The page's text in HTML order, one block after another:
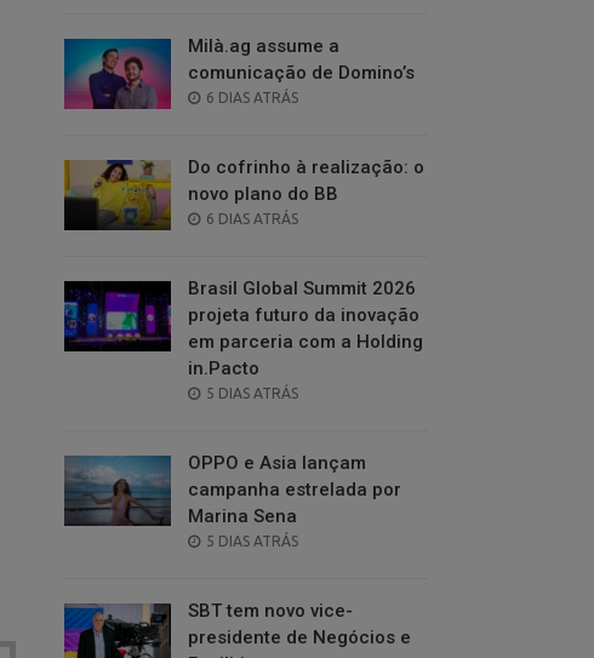
Milà.ag assume a
comunicação de Domino’s
POSTED
6 DIAS ATRÁS
Do cofrinho à realização: o
novo plano do BB
POSTED
6 DIAS ATRÁS
Brasil Global Summit 2026
projeta futuro da inovação
em parceria com a Holding
in.Pacto
POSTED
5 DIAS ATRÁS
OPPO e Asia lançam
campanha estrelada por
Marina Sena
POSTED
5 DIAS ATRÁS
SBT tem novo vice-
presidente de Negócios e